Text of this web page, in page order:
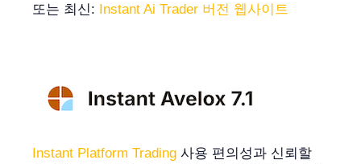
또는 최신: Instant Ai Trader 버전 웹사이트
Instant Platform Trading 사용 편의성과 신뢰할